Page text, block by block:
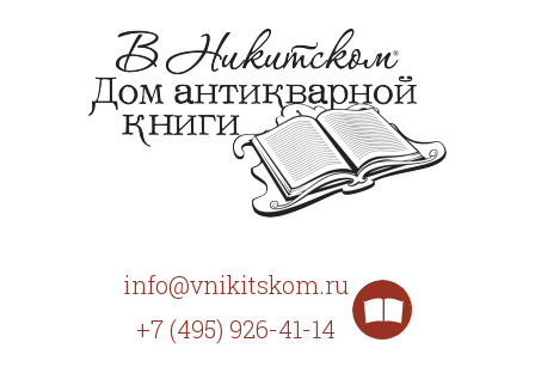
info@vnikitskom.ru
+7 (495) 926-41-14